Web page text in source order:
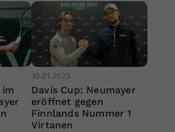
30.01.2025
Davis Cup: Neumayer
eröffnet gegen
Finnlands Nummer 1
Virtanen